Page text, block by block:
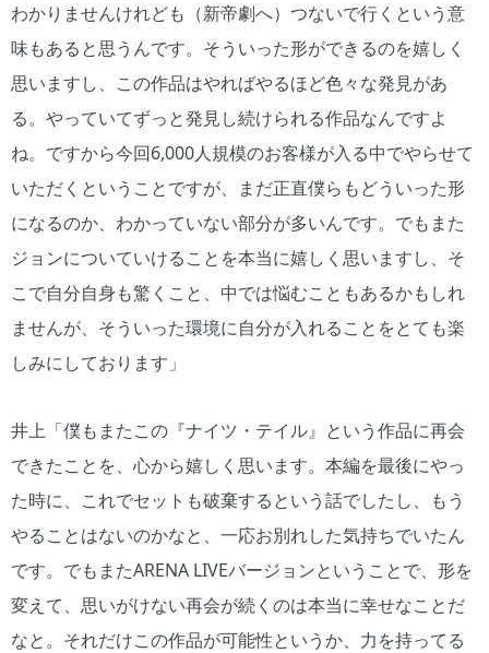
わかりませんけれども（新帝劇へ）つないで行くという意
味もあると思うんです。そういった形ができるのを嬉しく
思いますし、この作品はやればやるほど色々な発見があ
る。やっていてずっと発見し続けられる作品なんですよ
ね。ですから今回6,000人規模のお客様が入る中でやらせて
いただくということですが、まだ正直僕らもどういった形
になるのか、わかっていない部分が多いんです。でもまた
ジョンについていけることを本当に嬉しく思いますし、そ
こで自分自身も驚くこと、中では悩むこともあるかもしれ
ませんが、そういった環境に自分が入れることをとても楽
しみにしております」
井上「僕もまたこの『ナイツ・テイル』という作品に再会
できたことを、心から嬉しく思います。本編を最後にやっ
た時に、これでセットも破棄するという話でしたし、もう
やることはないのかなと、一応お別れした気持ちでいたん
です。でもまたARENA LIVEバージョンということで、形を
変えて、思いがけない再会が続くのは本当に幸せなことだ
なと。それだけこの作品が可能性というか、力を持ってる